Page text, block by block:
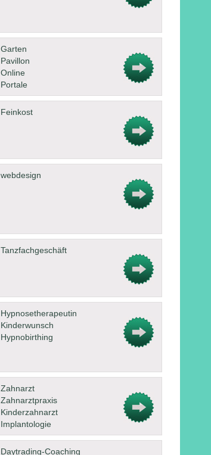
Garten
Pavillon
Online
Portale
Feinkost
webdesign
Tanzfachgeschäft
Hypnosetherapeutin
Kinderwunsch
Hypnobirthing
Zahnarzt
Zahnarztpraxis
Kinderzahnarzt
Implantologie
Daytrading-Coaching